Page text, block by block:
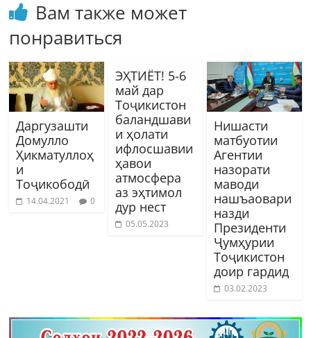
Вам также может
понравиться
Даргузашти
Домулло
Ҳикматуллоҳ
и
Тоҷикободӣ
14.04.2021 0
ЭҲТИЁТ! 5-6
май дар
Тоҷикистон
баландшави
и ҳолати
ифлосшавии
ҳавои
атмосфера
аз эҳтимол
дур нест
05.05.2023
Нишасти
матбуотии
Агентии
назорати
маводи
нашъаовари
назди
Президенти
Ҷумҳурии
Тоҷикистон
доир гардид
03.02.2023